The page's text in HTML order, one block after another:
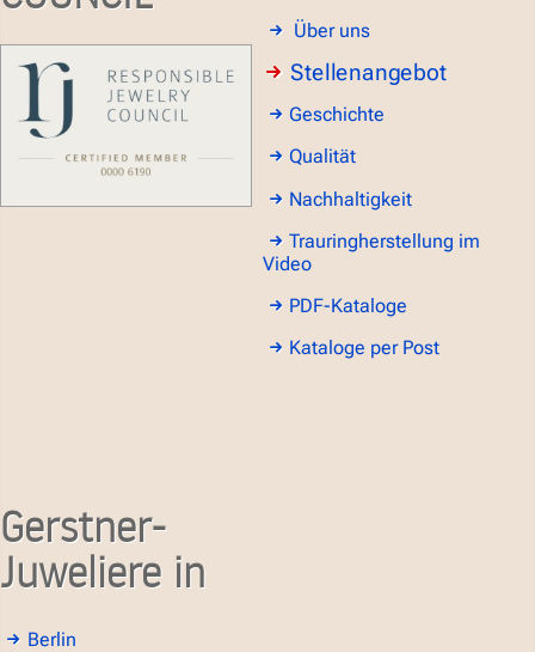
Über uns
Stellenangebot
Geschichte
Qualität
Nachhaltigkeit
Trauringherstellung im
Video
PDF-Kataloge
Kataloge per Post
Gerstner-
Juweliere in
Berlin